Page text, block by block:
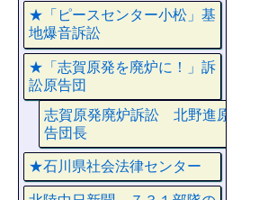
★「ピースセンター小松」基
地爆音訴訟
★「志賀原発を廃炉に！」訴
訟原告団
志賀原発廃炉訴訟 北野進原
告団長
★石川県社会法律センター